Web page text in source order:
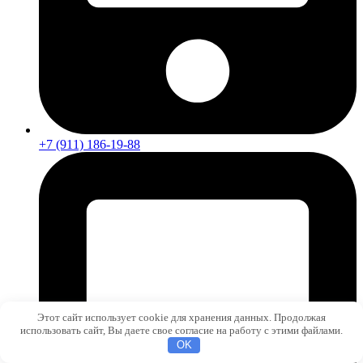
+7 (911) 186-19-88
Этот сайт использует cookie для хранения данных. Продолжая
использовать сайт, Вы даете свое согласие на работу с этими файлами.
OK